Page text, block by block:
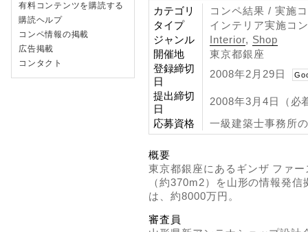
有料コンテンツを購読する
購読ヘルプ
コンペ情報の掲載
広告掲載
コンタクト
カテゴリ
コンペ結果 / 実施
タイプ
インテリア実施コ
ジャンル
Interior, Shop
開催地
東京都銀座
登録締切
日
2008年2月29日
提出締切
日
2008年3月4日（必
応募資格
一級建築士事務所
概要
東京都銀座にあるギンザ ファ
（約370m2）を山形の情報発
は、約8000万円。
審査員